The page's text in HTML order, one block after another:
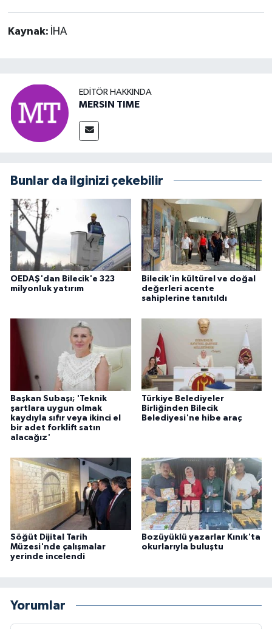
Kaynak: İHA
EDITÖR HAKKINDA
MERSIN TIME
Bunlar da ilginizi çekebilir
OEDAŞ'dan Bilecik'e 323
milyonluk yatırım
Bilecik'in kültürel ve doğal
değerleri acente
sahiplerine tanıtıldı
Başkan Subaşı; 'Teknik
şartlara uygun olmak
kaydıyla sıfır veya ikinci el
bir adet forklift satın
alacağız'
Türkiye Belediyeler
Birliğinden Bilecik
Belediyesi'ne hibe araç
Söğüt Dijital Tarih
Müzesi'nde çalışmalar
yerinde incelendi
Bozüyüklü yazarlar Kınık'ta
okurlarıyla buluştu
Yorumlar